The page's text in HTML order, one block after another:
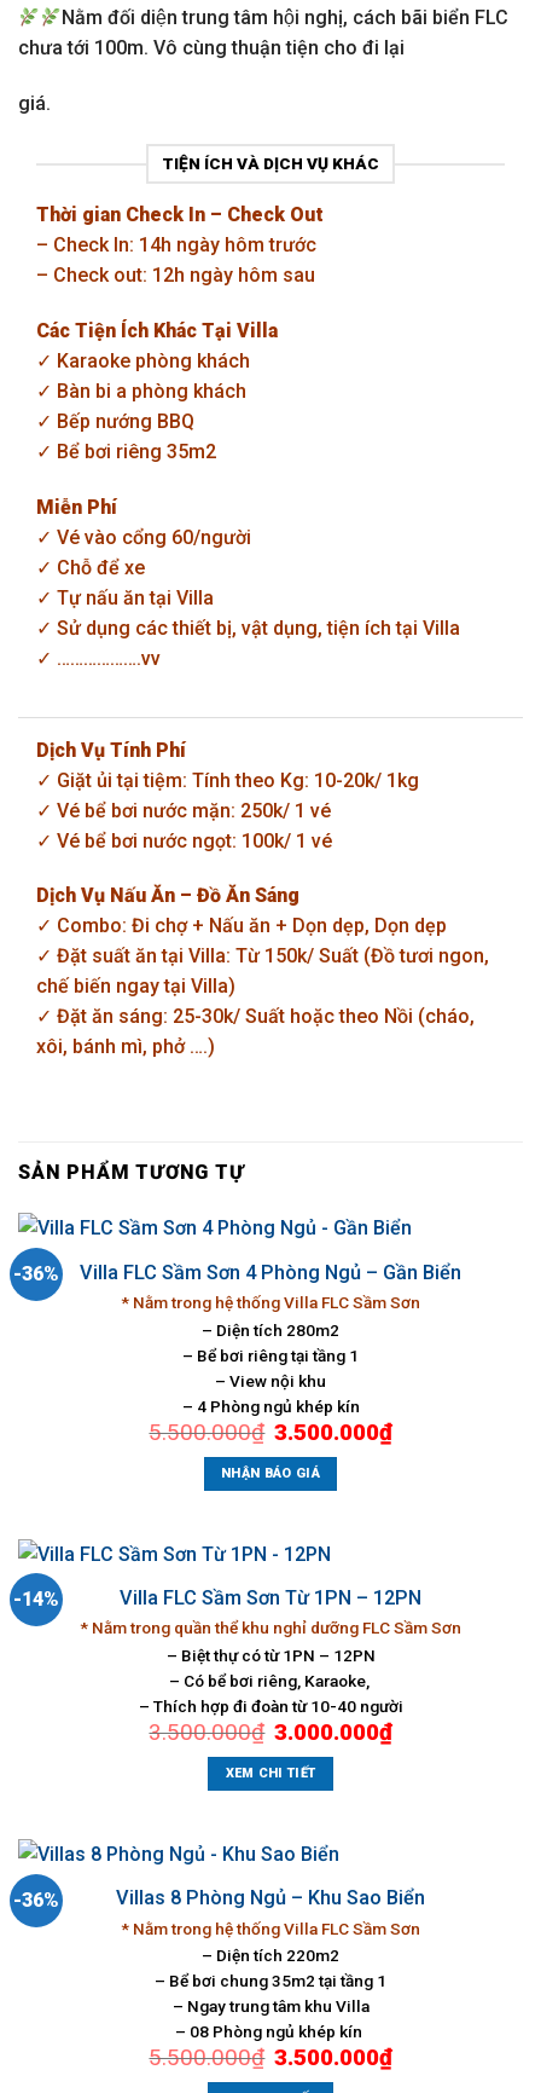
Nằm đối diện trung tâm hội nghị, cách bãi biển FLC
chưa tới 100m. Vô cùng thuận tiện cho đi lại
giá.
TIỆN ÍCH VÀ DỊCH VỤ KHÁC
Thời gian Check In – Check Out
– Check In: 14h ngày hôm trước
– Check out: 12h ngày hôm sau
Các Tiện Ích Khác Tại Villa
✓ Karaoke phòng khách
✓ Bàn bi a phòng khách
✓ Bếp nướng BBQ
✓ Bể bơi riêng 35m2
Miễn Phí
✓ Vé vào cổng 60/người
✓ Chỗ để xe
✓ Tự nấu ăn tại Villa
✓ Sử dụng các thiết bị, vật dụng, tiện ích tại Villa
✓ ……………….vv
Dịch Vụ Tính Phí
✓ Giặt ủi tại tiệm: Tính theo Kg: 10-20k/ 1kg
✓ Vé bể bơi nước mặn: 250k/ 1 vé
✓ Vé bể bơi nước ngọt: 100k/ 1 vé
Dịch Vụ Nấu Ăn – Đồ Ăn Sáng
✓ Combo: Đi chợ + Nấu ăn + Dọn dẹp, Dọn dẹp
✓ Đặt suất ăn tại Villa: Từ 150k/ Suất (Đồ tươi ngon,
chế biến ngay tại Villa)
✓ Đặt ăn sáng: 25-30k/ Suất hoặc theo Nồi (cháo,
xôi, bánh mì, phở ….)
SẢN PHẨM TƯƠNG TỰ
-36% Villa FLC Sầm Sơn 4 Phòng Ngủ – Gần Biển
* Nằm trong hệ thống Villa FLC Sầm Sơn
– Diện tích 280m2
– Bể bơi riêng tại tầng 1
– View nội khu
– 4 Phòng ngủ khép kín
5.500.000₫ Giá
gốc
là:
5.500.000₫.
3.500.000₫Giá
hiện
NHẬN BÁO GIÁ
-14% Villa FLC Sầm Sơn Từ 1PN – 12PN
* Nằm trong quần thể khu nghỉ dưỡng FLC Sầm Sơn
– Biệt thự có từ 1PN – 12PN
– Có bể bơi riêng, Karaoke,
– Thích hợp đi đoàn từ 10-40 người
3.500.000₫ Giá
gốc
là:
3.500.000₫.
3.000.000₫Giá
hiện
XEM CHI TIẾT
-36% Villas 8 Phòng Ngủ – Khu Sao Biển
* Nằm trong hệ thống Villa FLC Sầm Sơn
– Diện tích 220m2
– Bể bơi chung 35m2 tại tầng 1
– Ngay trung tâm khu Villa
– 08 Phòng ngủ khép kín
5.500.000₫ Giá
gốc
là:
3.500.000₫Giá
hiện